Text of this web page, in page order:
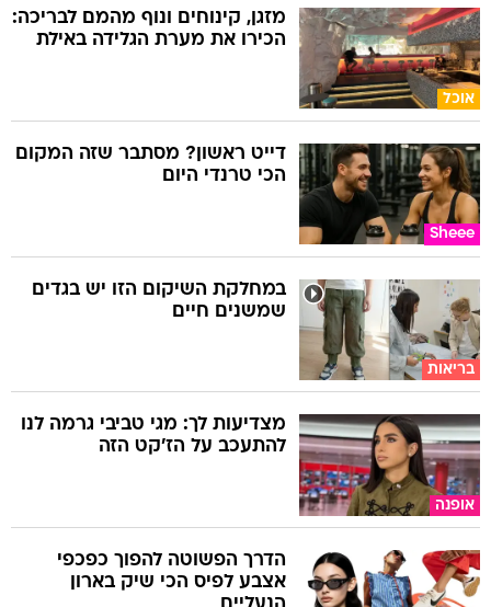
אוכל
מזגן, קינוחים ונוף מהמם לבריכה:
הכירו את מערת הגלידה באילת
Sheee
דייט ראשון? מסתבר שזה המקום
הכי טרנדי היום
בריאות
במחלקת השיקום הזו יש בגדים
שמשנים חיים
אופנה
מצדיעות לך: מגי טביבי גרמה לנו
להתעכב על הז'קט הזה
הדרך הפשוטה להפוך כפכפי
אצבע לפיס הכי שיק בארון